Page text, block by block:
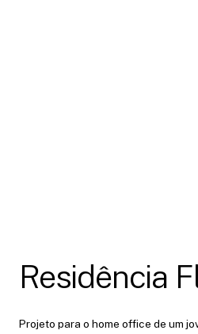
Residência
Projeto para o home office de um